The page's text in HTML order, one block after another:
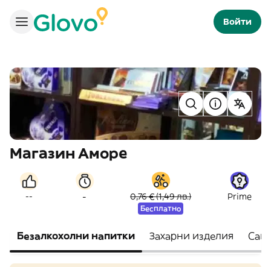
Войти
Магазин Аморе
-- - 0,76 € (1,49 лв.)
Бесплатно
Prime
Безалкохолни напитки Захарни изделия